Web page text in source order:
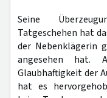
Seine
Tatgeschehen hat
der Nebenklägerin
angesehen hat.
Glaubhaftigkeit der
hat es